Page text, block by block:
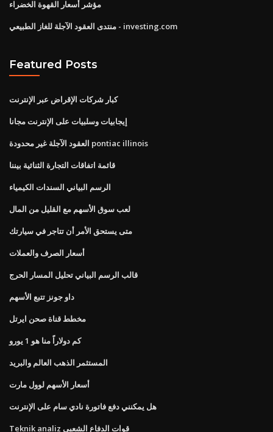
مؤشر أسعار القهوة الخضراء
منتدى العقود الآجلة للغاز الطبيعي - investing.com
Featured Posts
كبار شركات الإقراض عبر الإنترنت
إيجابيات وسلبيات على الإنترنت مجانا
العقود الآجلة غير محدودة pontiac illinois
قائمة اتفاقات التجارة الثنائية بيننا
الرسم البياني السندات الكيمياء
لعب سوق الأسهم مع القليل من المال
متى يستحق الأمر أن تتاجر في سيارتك
أسعار الصرف والعملات
قالب الرسم البياني تحليل المسار الحرج
داو جونز تتبع الأسهم
مخطط قناة صحن ايرتل
كم دولاراً منا هو 1 يورو
المستثمر الذهب العالم والبريد
أسعار الأسهم لوول مارت
هل يمكنني دفع فاتورة نادي سام على الإنترنت
Teknik analiz قوات الدفاع الشعبي